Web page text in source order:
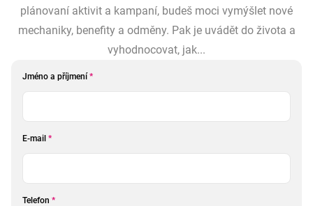
plánovaní aktivit a kampaní, budeš moci vymýšlet nové
mechaniky, benefity a odměny. Pak je uvádět do života a
vyhodnocovat, jak...
Jméno a příjmení *
E-mail *
Telefon *